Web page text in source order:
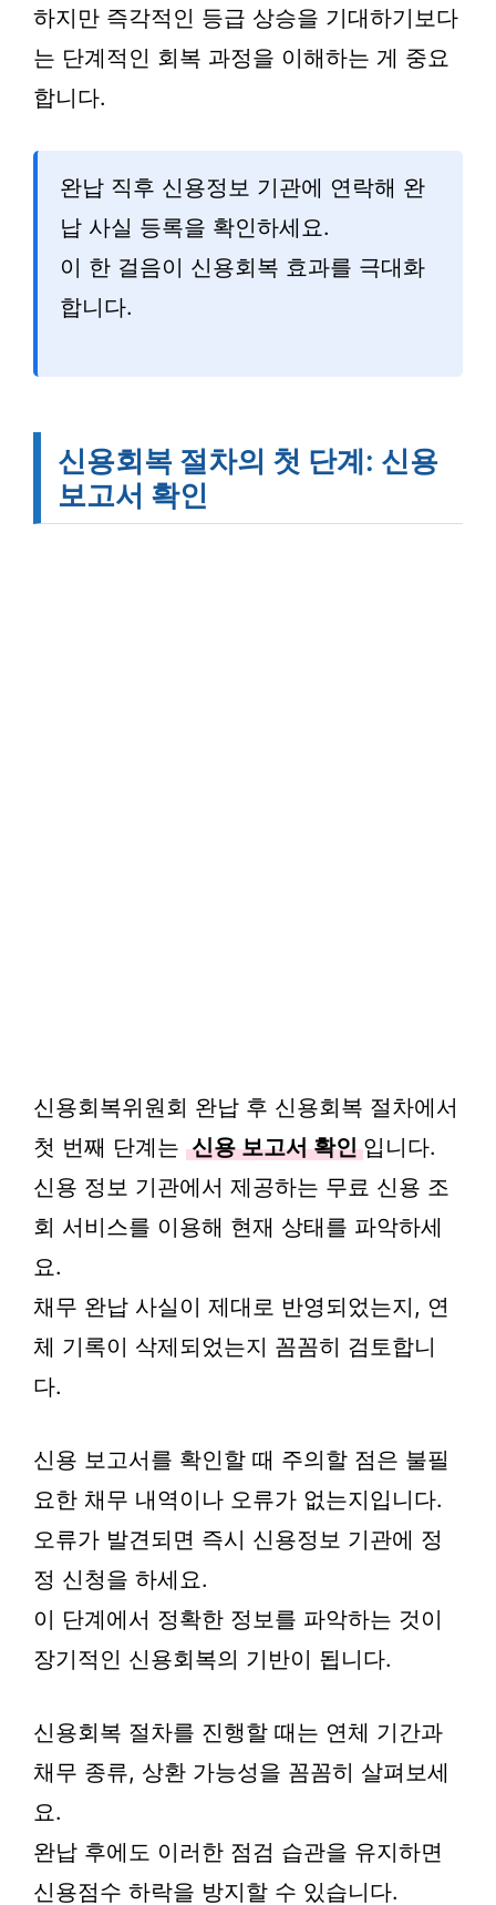
하지만 즉각적인 등급 상승을 기대하기보다
는 단계적인 회복 과정을 이해하는 게 중요
합니다.
완납 직후 신용정보 기관에 연락해 완
납 사실 등록을 확인하세요.
이 한 걸음이 신용회복 효과를 극대화
합니다.
신용회복 절차의 첫 단계: 신용
보고서 확인
신용회복위원회 완납 후 신용회복 절차에서
첫 번째 단계는 신용 보고서 확인 입니다.
신용 정보 기관에서 제공하는 무료 신용 조
회 서비스를 이용해 현재 상태를 파악하세
요.
채무 완납 사실이 제대로 반영되었는지, 연
체 기록이 삭제되었는지 꼼꼼히 검토합니
다.
신용 보고서를 확인할 때 주의할 점은 불필
요한 채무 내역이나 오류가 없는지입니다.
오류가 발견되면 즉시 신용정보 기관에 정
정 신청을 하세요.
이 단계에서 정확한 정보를 파악하는 것이
장기적인 신용회복의 기반이 됩니다.
신용회복 절차를 진행할 때는 연체 기간과
채무 종류, 상환 가능성을 꼼꼼히 살펴보세
요.
완납 후에도 이러한 점검 습관을 유지하면
신용점수 하락을 방지할 수 있습니다.